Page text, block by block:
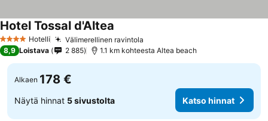
4 Tähtiluokitus
Hotelli Välimerellinen ravintola
Hotel Tossal d'Altea
8,9 Loistava 2 885 1.1 km kohteesta Altea beach
Alkaen 178 €
Näytä hinnat 5 sivustolta Katso hinnat